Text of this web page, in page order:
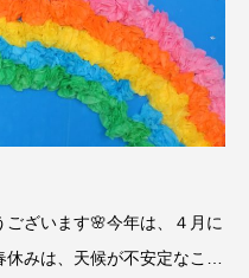
ざいます🌸今年は、４月に
みは、天候が不安定なこと